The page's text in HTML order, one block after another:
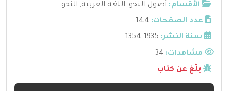
الأقسام: أصول النحو, اللغة العربية, النحو
عدد الصفحات: 144
سنة النشر: 1935-1354
مشاهدات:
بلّغ عن كتاب